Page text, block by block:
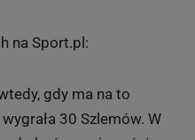
kiedy chce
w którym Novak
po sześciu godzinach